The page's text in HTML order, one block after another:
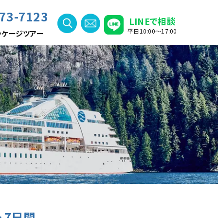
ージツアー
7123 LINEで相談
平日10:00〜17:00